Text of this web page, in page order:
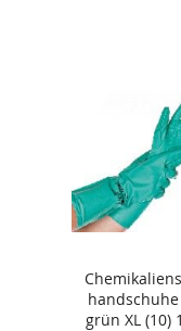
grün XL (10)